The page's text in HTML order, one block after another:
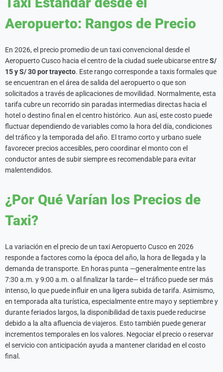
Aeropuerto: Rangos de Precio
En 2026, el precio promedio de un taxi convencional desde el
Aeropuerto Cusco hacia el centro de la ciudad suele ubicarse entreS/
15 y S/ 30 por trayecto. Este rango corresponde a taxis formales que
se encuentran en el área de salida del aeropuerto o que son
solicitados a través de aplicaciones de movilidad. Normalmente, esta
tarifa cubre un recorrido sin paradas intermedias directas hacia el
hotel o destino final en el centro histórico. Aun así, este costo puede
fluctuar dependiendo de variables como la hora del día, condiciones
del tráfico y la temporada del año. El tramo corto y urbano suele
favorecer precios accesibles, pero coordinar el monto con el
conductor antes de subir siempre es recomendable para evitar
malentendidos.
¿Por Qué Varían los Precios de
Taxi?
La variación en el precio de un taxi Aeropuerto Cusco en 2026
responde a factores como la época del año, la hora de llegada y la
demanda de transporte. En horas punta —generalmente entre las
7:30 a.m. y 9:00 a.m. o al finalizar la tarde— el tráfico puede ser más
intenso, lo que puede influir en una ligera subida de tarifa. Asimismo,
en temporada alta turística, especialmente entre mayo y septiembre y
durante feriados largos, la disponibilidad de taxis puede reducirse
debido a la alta afluencia de viajeros. Esto también puede generar
incrementos temporales en los valores. Negociar el precio o reservar
el servicio con anticipación ayuda a mantener claridad en el costo
final.